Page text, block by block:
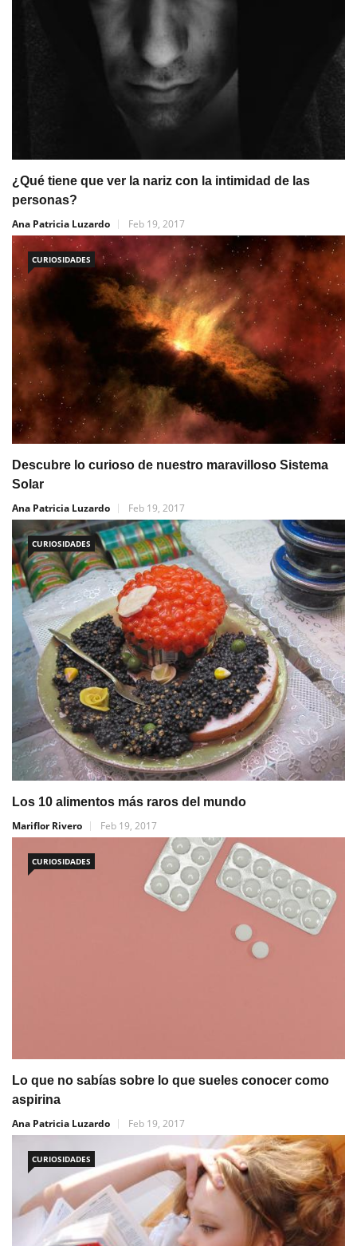
¿Qué tiene que ver la nariz con la intimidad de las
personas?
Ana Patricia Luzardo
Feb 19, 2017
CURIOSIDADES
Descubre lo curioso de nuestro maravilloso Sistema
Solar
Ana Patricia Luzardo
Feb 19, 2017
CURIOSIDADES
Los 10 alimentos más raros del mundo
Mariflor Rivero
Feb 19, 2017
CURIOSIDADES
Lo que no sabías sobre lo que sueles conocer como
aspirina
Ana Patricia Luzardo
Feb 19, 2017
CURIOSIDADES